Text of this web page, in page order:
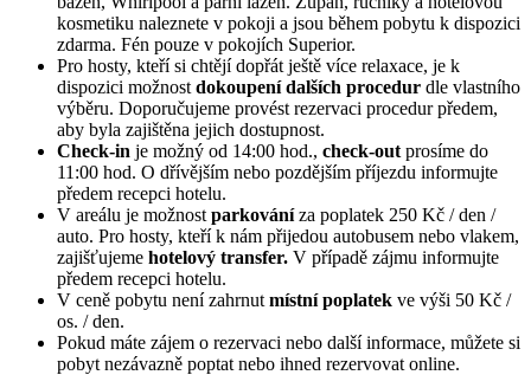
kosmetiku naleznete v pokoji a jsou během pobytu k dispozici
zdarma. Fén pouze v pokojích Superior.
Pro hosty, kteří si chtějí dopřát ještě více relaxace, je k
dispozici možnost dokoupení dalších procedur dle vlastního
výběru. Doporučujeme provést rezervaci procedur předem,
aby byla zajištěna jejich dostupnost.
Check-in je možný od 14:00 hod., check-out prosíme do
11:00 hod. O dřívějším nebo pozdějším příjezdu informujte
předem recepci hotelu.
V areálu je možnost parkováníza poplatek 250 Kč / den /
auto. Pro hosty, kteří k nám přijedou autobusem nebo vlakem,
zajišťujeme hotelový transfer. V případě zájmu informujte
předem recepci hotelu.
V ceně pobytu není zahrnut místní poplatek ve výši 50 Kč /
os. / den.
Pokud máte zájem o rezervaci nebo další informace, můžete si
pobyt nezávazně poptat nebo ihned rezervovat online.